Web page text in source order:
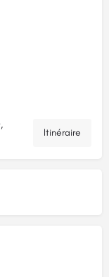
Itinéraire